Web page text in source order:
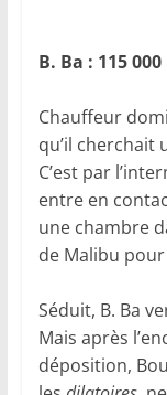
B. Ba : 115
Chauffeur
qu’il cherchait
C’est par
entre en
une chambre
de Malibu pour
Séduit, B. Ba
Mais après
déposition,